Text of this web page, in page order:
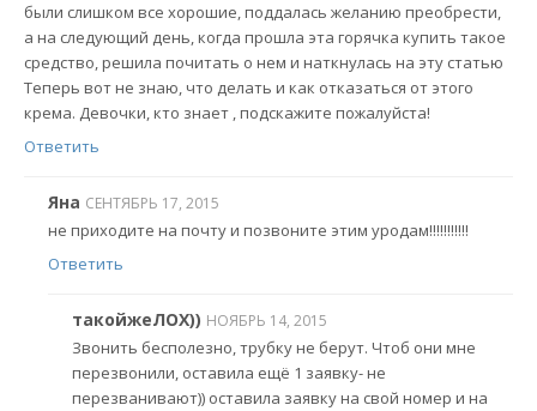
были слишком все хорошие, поддалась желанию преобрести,
а на следующий день, когда прошла эта горячка купить такое
средство, решила почитать о нем и наткнулась на эту статью
Теперь вот не знаю, что делать и как отказаться от этого
крема. Девочки, кто знает , подскажите пожалуйста!
Ответить
Яна СЕНТЯБРЬ 17, 2015
не приходите на почту и позвоните этим уродам!!!!!!!!!!!
Ответить
такойжеЛОХ)) НОЯБРЬ 14, 2015
Звонить бесполезно, трубку не берут. Чтоб они мне
перезвонили, оставила ещё 1 заявку- не
перезванивают)) оставила заявку на свой номер и на